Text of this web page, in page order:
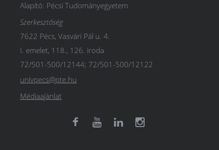
Alapító: Pécsi Tudományegyetem
Szerkesztőség
7622 Pécs, Vasvári Pál u. 4.
I. emelet, 118., 126. iroda
72/501-500/12144; 72/501-500/12122
univpecs@pte.hu
Médiaajánlat